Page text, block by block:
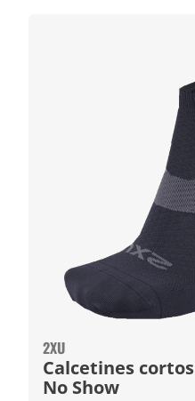
2XU
Calcetines cortos Vectr Ultralight
No Show